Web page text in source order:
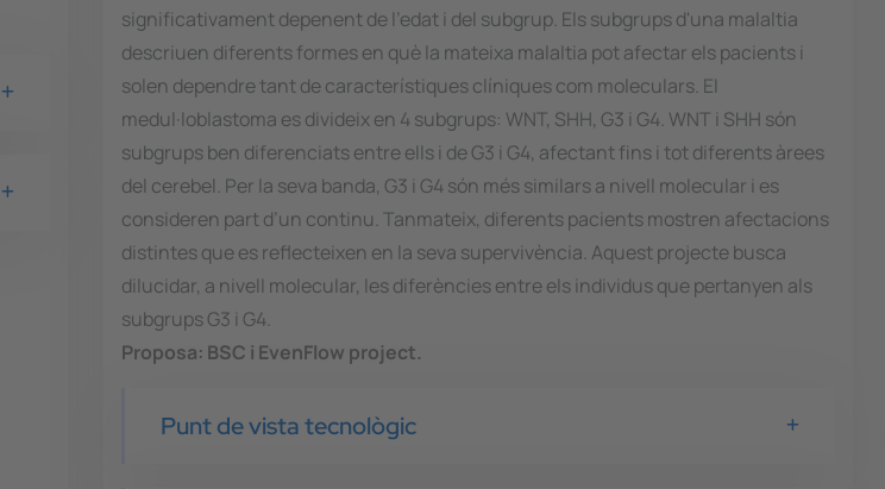
significativament depenent de l'edat i del subgrup. Els subgrups d'una malaltia
descriuen diferents formes en què la mateixa malaltia pot afectar els pacients i
solen dependre tant de característiques clíniques com moleculars. El
medul·loblastoma es divideix en 4 subgrups: WNT, SHH, G3 i G4. WNT i SHH són
subgrups ben diferenciats entre ells i de G3 i G4, afectant fins i tot diferents àrees
del cerebel. Per la seva banda, G3 i G4 són més similars a nivell molecular i es
consideren part d’un continu. Tanmateix, diferents pacients mostren afectacions
distintes que es reflecteixen en la seva supervivència. Aquest projecte busca
dilucidar, a nivell molecular, les diferències entre els individus que pertanyen als
subgrups G3 i G4.
Proposa: BSC i EvenFlow project.
Punt de vista tecnològic